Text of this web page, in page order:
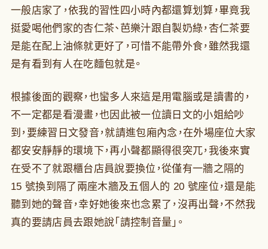
一般店家了，依我的習性四小時內都還算划算，畢竟我
挺愛喝他們家的杏仁茶、芭樂汁跟自製奶綠，杏仁茶要
是能在配上油條就更好了，可惜不能帶外食，雖然我還
是有看到有人在吃麵包就是。
根據後面的觀察，也蠻多人來這是用電腦或是讀書的，
不一定都是看漫畫，也因此被一位讀日文的小姐給吵
到，要練習日文發音，就請進包廂內念，在外場座位大家
都安安靜靜的環境下，再小聲都顯得很突兀，我後來實
在受不了就跟櫃台店員說要換位，從僅有一牆之隔的
15 號換到隔了兩座木牆及五個人的 20 號座位，還是能
聽到她的聲音，幸好她後來也念累了，沒再出聲，不然我
真的要請店員去跟她說「請控制音量」。